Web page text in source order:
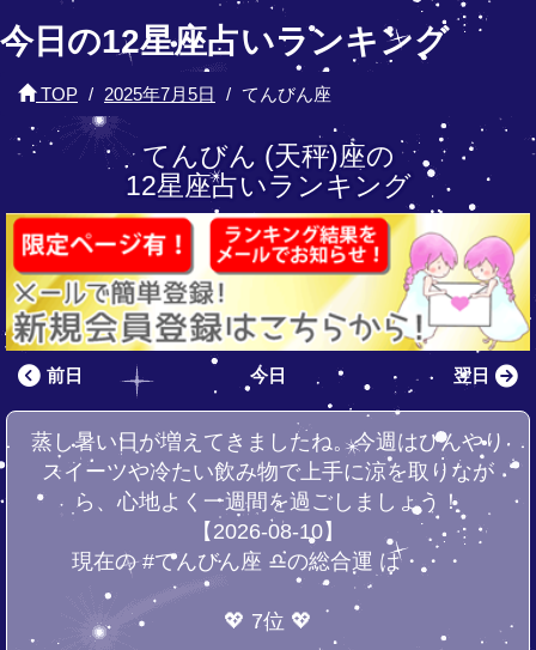
今日の12星座占いランキング
TOP 2025年7月5日 てんびん座
てんびん (天秤)座の
12星座占いランキング
前日 今日 翌日
蒸し暑い日が増えてきましたね。今週はひんやり
スイーツや冷たい飲み物で上手に涼を取りなが
ら、心地よく一週間を過ごしましょう！
【2026-08-10】
現在の #てんびん座 ♎の総合運 は・・・
💖 7位 💖